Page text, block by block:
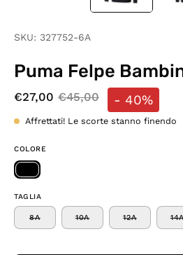
SKU: 327752-6A
Puma Felpe
€27,00 €45,00 - 40%
Affrettati! Le scorte stanno finendo
COLORE
TAGLIA
8A 10A 12A